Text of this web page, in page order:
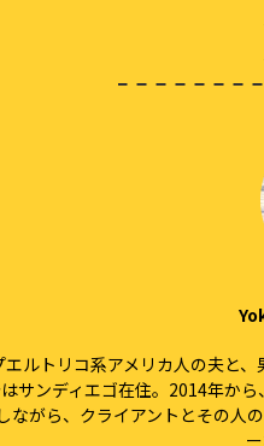
ルトリコ系アメリカ人の夫と
サンディエゴ在住。2014年か
ながら、クライアントとその人